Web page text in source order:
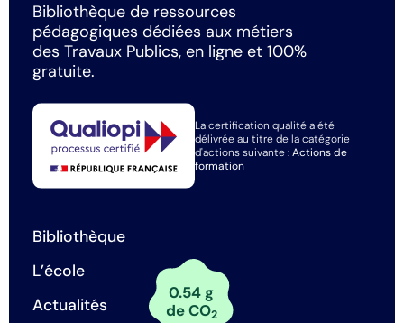
Bibliothèque de ressources
pédagogiques dédiées aux métiers
des Travaux Publics, en ligne et 100%
gratuite.
La certification qualité a été
délivrée au titre de la catégorie
d'actions suivante :Actions de
formation
Bibliothèque
L’école
Actualités
0.54 g
de CO2